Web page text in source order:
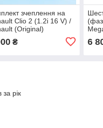
зчеплення на
Clio 2 (1.2i 16 V) /
(Original)
₴ 6
за рік